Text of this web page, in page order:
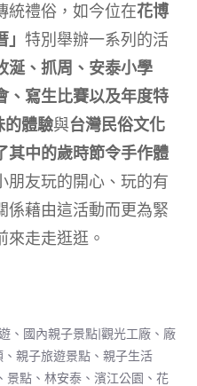
統禮俗，如今位在花博
特別舉辦一系列的活
涎、抓周、安泰小學
、寫生比賽以及年度特
的體驗與台灣民俗文化
其中的歲時節令手作體
朋友玩的開心、玩的有
係藉由這活動而更為緊
來走走逛逛。
、 國內親子景點|觀光工廠 、 廠
、 親子旅遊景點 、 親子生活
、 景點 、林安泰 、 濱江公園 、花